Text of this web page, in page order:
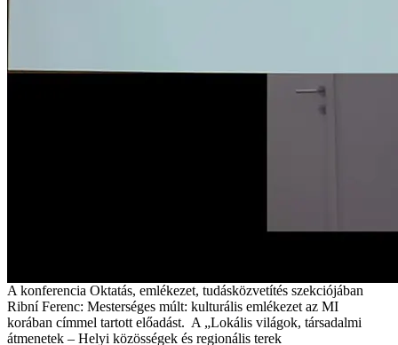
A konferencia Oktatás, emlékezet, tudásközvetítés szekciójában
Ribní Ferenc: Mesterséges múlt: kulturális emlékezet az MI
korában címmel tartott előadást. A „Lokális világok, társadalmi
átmenetek – Helyi közösségek és regionális terek